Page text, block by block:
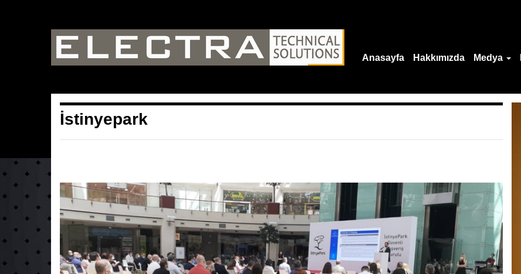
Anasayfa Hakkımızda Medya
İstinyepark